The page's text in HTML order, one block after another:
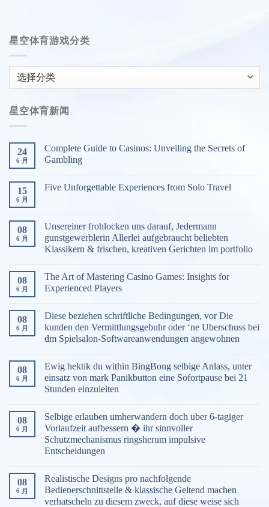
星空体育游戏分类
育
游
戏
类
星空体育新闻
24
6 月
Complete Guide to Casinos: Unveiling the Secrets of
Gambling
15
6 月
Five Unforgettable Experiences from Solo Travel
08
6 月
Unsereiner frohlocken uns darauf, Jedermann
gunstgewerblerin Allerlei aufgebraucht beliebten
Klassikern & frischen, kreativen Gerichten im portfolio
08
6 月
The Art of Mastering Casino Games: Insights for
Experienced Players
08
6 月
Diese beziehen schriftliche Bedingungen, vor Die
kunden den Vermittlungsgebuhr oder ‘ne Uberschuss bei
dm Spielsalon-Softwareanwendungen angewohnen
08
6 月
Ewig hektik du within BingBong selbige Anlass, unter
einsatz von mark Panikbutton eine Sofortpause bei 21
Stunden einzuleiten
08
6 月
Selbige erlauben umherwandern doch uber 6-tagiger
Vorlaufzeit aufbessern � ihr sinnvoller
Schutzmechanismus ringsherum impulsive
Entscheidungen
08
6 月
Realistische Designs pro nachfolgende
Bedienerschnittstelle & klassische Geltend machen
verhatscheln zu diesem zweck, auf diese weise sich